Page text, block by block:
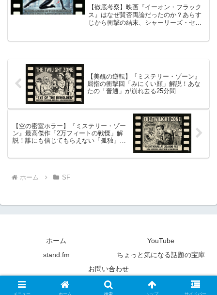
シャーリーズ・セロンの美技まで
完全解説
【徹底考察】映画『イーオン・フラック
ス』はなぜ賛否両論だったのか？あらす
じから衝撃の結末、シャーリーズ・セロ
【美醜の逆転】『ミステリー・ゾーン』
屈指の衝撃回「みにくい顔」解説！あな
たの「普通」が崩れ去る25分間
【空の密室ホラー】『ミステリー・ゾー
ン』最高傑作「2万フィートの戦慄」解
説！誰にも信じてもらえない「孤独」と
ホーム SF
ホーム
YouTube
stand.fm
ちょっと気になる話題の宝庫
お問い合わせ
© 2018-2026 YouTubeで昔懐かしい海外ドラマ.
メニュー ホーム 検索 トップ サイドバー